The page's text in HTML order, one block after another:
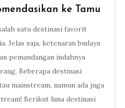
ke Tamu
satu destinasi favorit
Jelas saja, ketenaran budaya
pemandangan indahnya
Beberapa destinasi
mainstream, namun ada juga
Berikut lima destinasi